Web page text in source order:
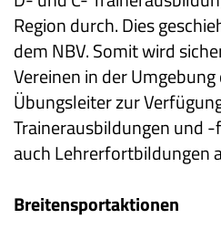
Region durch. Dies
dem NBV. Somit wird
Vereinen in der
Übungsleiter zur
Trainerausbildungen und
auch Lehrerfortbildungen
Breitensportaktionen